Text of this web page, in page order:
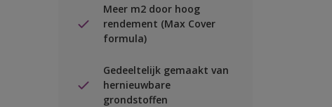
Meer m2 door hoog
rendement (Max Cover
formula)
Gedeeltelijk gemaakt van
hernieuwbare
grondstoffen